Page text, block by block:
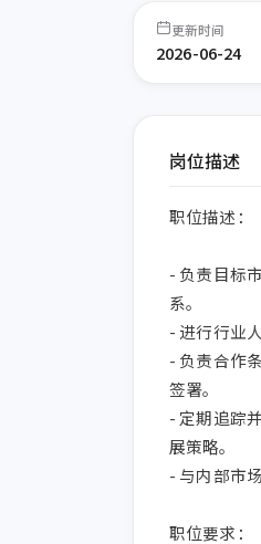
更新时间
2026-06-24
岗位描述
职位描述：
- 负责目标
系。
- 进行行业
- 负责合作
签署。
- 定期追踪
展策略。
- 与内部市
职位要求：